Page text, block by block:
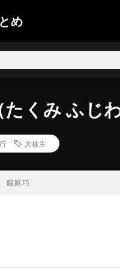
め
たくみ ふじ
大株主
藤原 巧